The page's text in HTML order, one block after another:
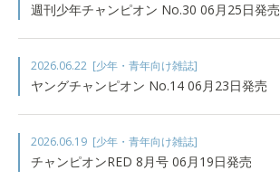
週刊少年チャンピオン No.30 06月25日発売
2026.06.22 [少年・青年向け雑誌]
ヤングチャンピオン No.14 06月23日発売
2026.06.19 [少年・青年向け雑誌]
チャンピオンRED 8月号 06月19日発売